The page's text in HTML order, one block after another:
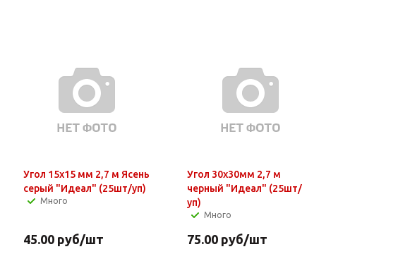
Угол 15х15 мм 2,7 м Ясень
серый "Идеал" (25шт/уп)
Много
45.00 руб/шт
Угол 30х30мм 2,7 м
черный "Идеал" (25шт/
уп)
Много
75.00руб/шт